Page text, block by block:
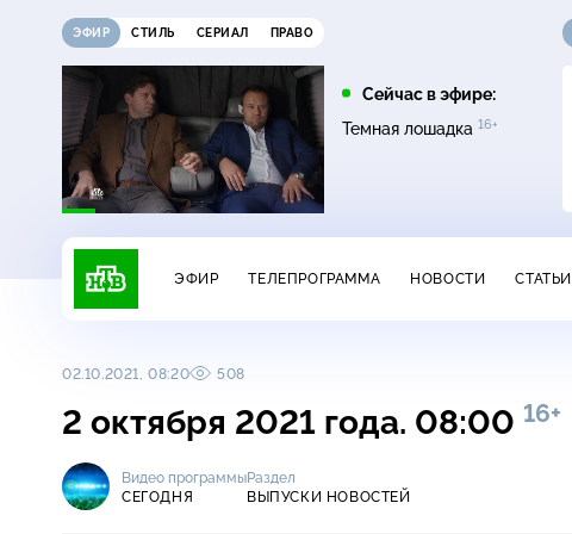
ЭФИР СТИЛЬ СЕРИАЛ ПРАВО
Сейчас в эфире:
Темная лошадка 16+
16:00
Сегодня
17:00
Невский. Чужой среди
ЭФИР ТЕЛЕПРОГРАММА НОВОСТИ СТАТЬИ
02.10.2021, 08:20 508
2 октября 2021 года. 08:00 16+
Видео программы
СЕГОДНЯ
Раздел
ВЫПУСКИ НОВОСТЕЙ